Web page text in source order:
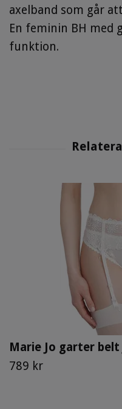
axelband som går
En feminin BH med
funktion.
Marie Jo garter belt
789 kr